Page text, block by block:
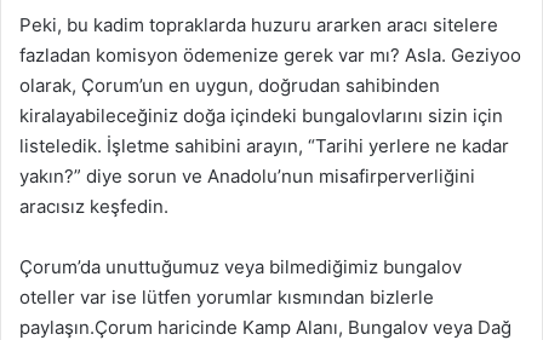
Peki, bu kadim topraklarda huzuru ararken aracı sitelere
fazladan komisyon ödemenize gerek var mı? Asla. Geziyoo
olarak, Çorum’un en uygun, doğrudan sahibinden
kiralayabileceğiniz doğa içindeki bungalovlarını sizin için
listeledik. İşletme sahibini arayın, “Tarihi yerlere ne kadar
yakın?” diye sorun ve Anadolu’nun misafirperverliğini
aracısız keşfedin.
Çorum’da unuttuğumuz veya bilmediğimiz bungalov
oteller var ise lütfen yorumlar kısmından bizlerle
paylaşın.Çorum haricinde Kamp Alanı, Bungalov veya Dağ